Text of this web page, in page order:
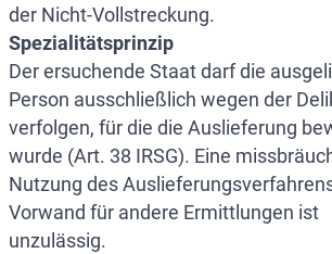
der Nicht-Vollstreckung.
Spezialitätsprinzip
Der ersuchende Staat darf die
Person ausschließlich wegen der
verfolgen, für die die Auslieferung
wurde (Art. 38 IRSG). Eine
Nutzung des
Vorwand für andere Ermittlungen ist
unzulässig.